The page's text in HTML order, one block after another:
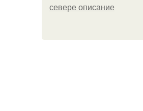
севере описание